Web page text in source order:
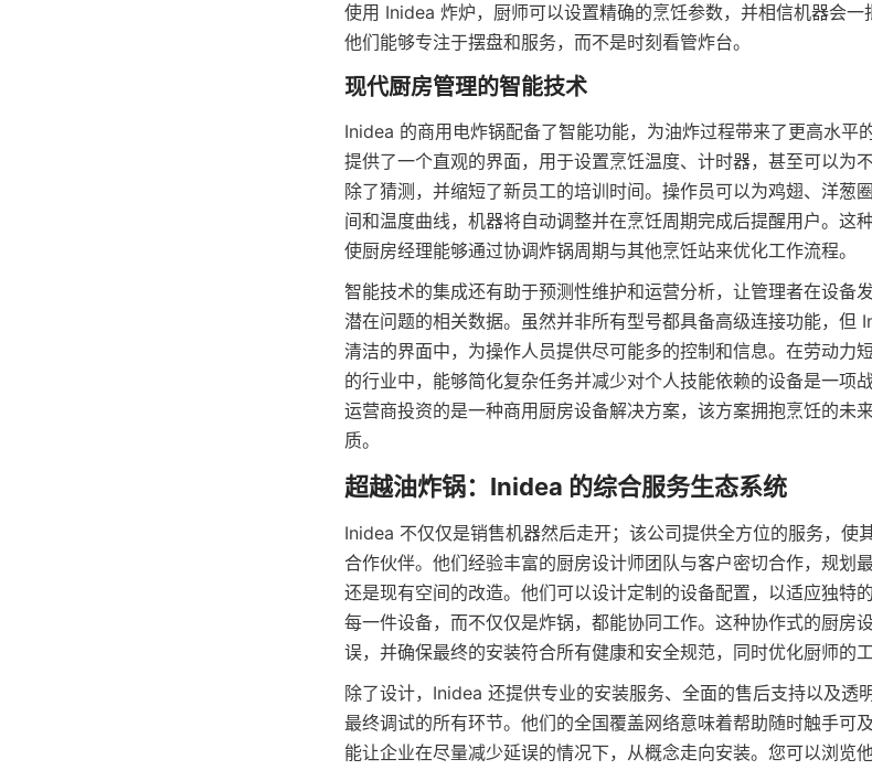
使用 Inidea 炸炉，厨师可以设置精确的烹饪参数，并相信机器会
他们能够专注于摆盘和服务，而不是时刻看管炸台。
Inidea 的商用电炸锅配备了智能功能，为油炸过程带来了更高水平
提供了一个直观的界面，用于设置烹饪温度、计时器，甚至可以为
除了猜测，并缩短了新员工的培训时间。操作员可以为鸡翅、洋葱
间和温度曲线，机器将自动调整并在烹饪周期完成后提醒用户。这
使厨房经理能够通过协调炸锅周期与其他烹饪站来优化工作流程。
智能技术的集成还有助于预测性维护和运营分析，让管理者在设备
潜在问题的相关数据。虽然并非所有型号都具备高级连接功能，但
清洁的界面中，为操作人员提供尽可能多的控制和信息。在劳动力
的行业中，能够简化复杂任务并减少对个人技能依赖的设备是一项
运营商投资的是一种商用厨房设备解决方案，该方案拥抱烹饪的未
质。
Inidea 不仅仅是销售机器然后走开；该公司提供全方位的服务，使
合作伙伴。他们经验丰富的厨房设计师团队与客户密切合作，规划
还是现有空间的改造。他们可以设计定制的设备配置，以适应独特
每一件设备，而不仅仅是炸锅，都能协同工作。这种协作式的厨房
误，并确保最终的安装符合所有健康和安全规范，同时优化厨师的工
除了设计，Inidea 还提供专业的安装服务、全面的售后支持以及透
最终调试的所有环节。他们的全国覆盖网络意味着帮助随时触手可
能让企业在尽量减少延误的情况下，从概念走向安装。您可以浏览